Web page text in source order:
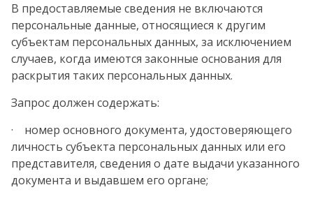
В предоставляемые сведения не включаются
персональные данные, относящиеся к другим
субъектам персональных данных, за исключением
случаев, когда имеются законные основания для
раскрытия таких персональных данных.
Запрос должен содержать:
· номер основного документа, удостоверяющего
личность субъекта персональных данных или его
представителя, сведения о дате выдачи указанного
документа и выдавшем его органе;